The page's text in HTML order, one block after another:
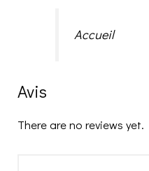
Accueil
Avis
There are no reviews yet.